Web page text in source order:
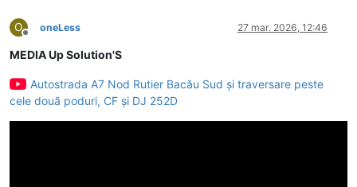
O
Deconectat
oneLess 27 mar. 2026, 12:46
MEDIA Up Solution'S
Autostrada A7 Nod Rutier Bacău Sud și traversare peste
cele două poduri, CF și DJ 252D